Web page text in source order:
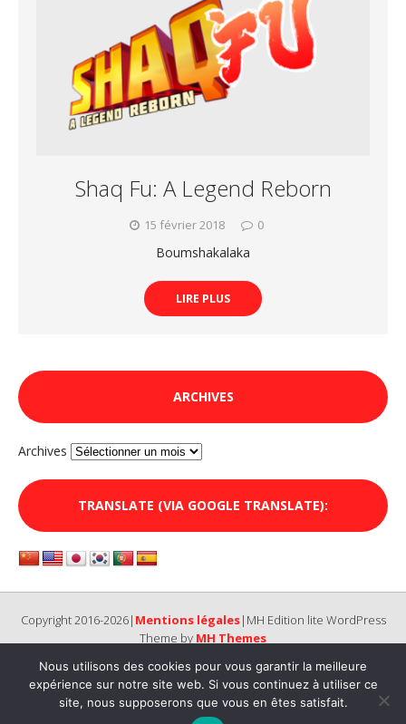
Shaq Fu: A Legend Reborn
15 février 2018 0
Boumshakalaka
LIRE PLUS
ARCHIVES
Archives
TRANSLATE (VIA GOOGLE TRANSLATE):
Copyright 2016-2026| Mentions légales|MH Edition lite WordPress
Theme by MH Themes
Nous utilisons des cookies pour vous garantir la meilleure
expérience sur notre site web. Si vous continuez à utiliser ce
site, nous supposerons que vous en êtes satisfait.